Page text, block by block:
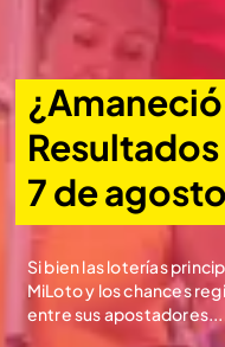
7 de agosto
Si bien las loterías
MiLoto y los chances
entre sus